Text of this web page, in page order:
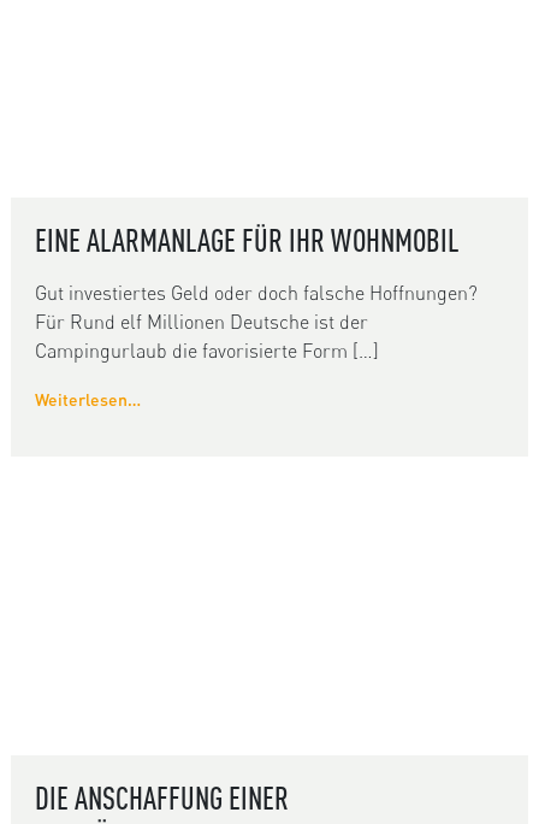
EINE ALARMANLAGE FÜR IHR WOHNMOBIL
Gut investiertes Geld oder doch falsche Hoffnungen?
Für Rund elf Millionen Deutsche ist der
Campingurlaub die favorisierte Form […]
Weiterlesen…
DIE ANSCHAFFUNG EINER